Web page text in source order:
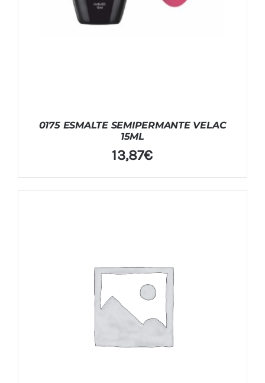
0175 ESMALTE SEMIPERMANTE VELAC
15ML
13,87€